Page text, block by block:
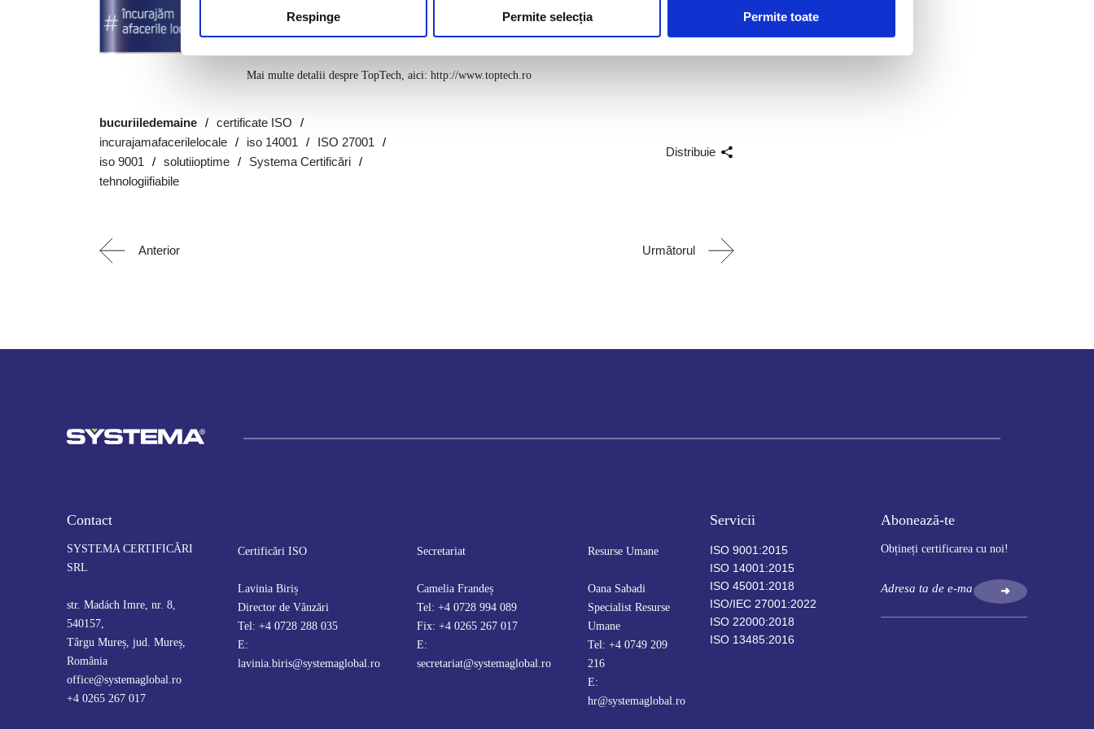
Respinge Permite selecția Permite toate
vom depăși împreună actualele provocări legate atât de siguranța personală cât și de securitatea
economică. Îndemnul nostru este să sprijinim împreună mediul economic din România, premisă de bază
Mai multe detalii despre TopTech, aici: http://www.toptech.ro
bucuriiledemaine
certificate ISO
incurajamafacerilelocale
iso 14001
ISO 27001
iso 9001
solutiioptime
Systema Certificări
tehnologiifiabile
Distribuie
Anterior Următorul
Contact
SYSTEMA CERTIFICĂRI
SRL
str. Madách Imre, nr. 8,
540157,
Târgu Mureș, jud. Mureș,
România
office@systemaglobal.ro
+4 0265 267 017
Certificări ISO
Lavinia Biriș
Director de Vânzări
Tel: +4 0728 288 035
E:
lavinia.biris@systemaglobal.ro
Secretariat
Camelia Frandeș
Tel: +4 0728 994 089
Fix: +4 0265 267 017
E:
secretariat@systemaglobal.ro
Resurse Umane
Oana Sabadi
Specialist Resurse
Umane
Tel: +4 0749 209
216
E:
hr@systemaglobal.ro
Servicii
ISO 9001:2015
ISO 14001:2015
ISO 45001:2018
ISO/IEC 27001:2022
ISO 22000:2018
ISO 13485:2016
Abonează-te
Obțineți certificarea cu noi!
➜